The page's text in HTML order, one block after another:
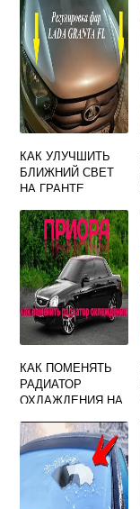
КАК УЛУЧШИТЬ
БЛИЖНИЙ СВЕТ
НА ГРАНТЕ
КАК ПОМЕНЯТЬ
РАДИАТОР
ОХЛАЖДЕНИЯ НА
КОНДИЦИОНЕРО
М 16 КЛАПАНОВ